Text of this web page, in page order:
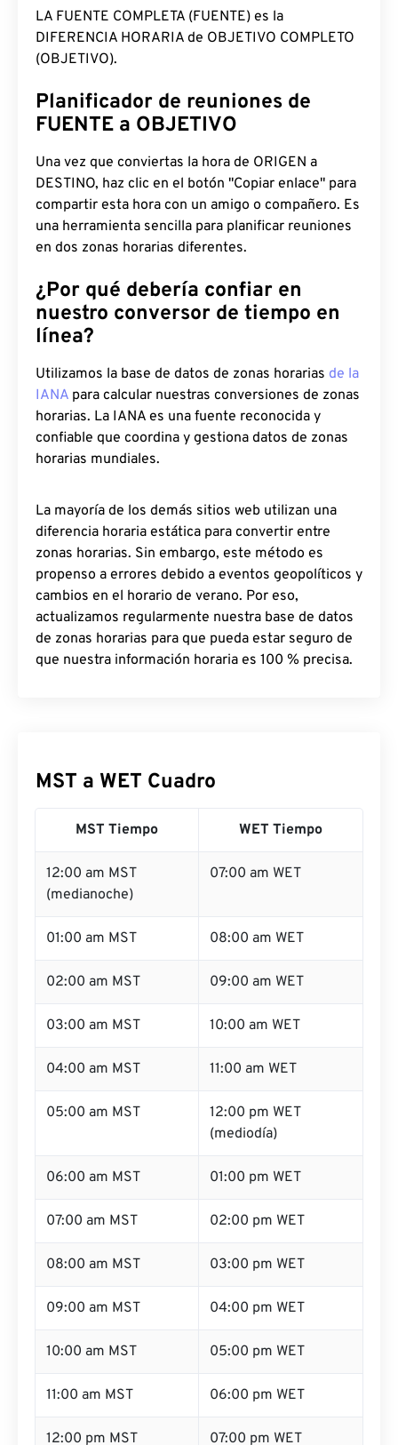
LA FUENTE COMPLETA (FUENTE) es la
DIFERENCIA HORARIA de OBJETIVO COMPLETO
(OBJETIVO).
Planificador de reuniones de
FUENTE a OBJETIVO
Una vez que conviertas la hora de ORIGEN a
DESTINO, haz clic en el botón "Copiar enlace" para
compartir esta hora con un amigo o compañero. Es
una herramienta sencilla para planificar reuniones
en dos zonas horarias diferentes.
¿Por qué debería confiar en
nuestro conversor de tiempo en
línea?
Utilizamos la base de datos de zonas horarias de la
IANA para calcular nuestras conversiones de zonas
horarias. La IANA es una fuente reconocida y
confiable que coordina y gestiona datos de zonas
horarias mundiales.
La mayoría de los demás sitios web utilizan una
diferencia horaria estática para convertir entre
zonas horarias. Sin embargo, este método es
propenso a errores debido a eventos geopolíticos y
cambios en el horario de verano. Por eso,
actualizamos regularmente nuestra base de datos
de zonas horarias para que pueda estar seguro de
que nuestra información horaria es 100 % precisa.
MST a WET Cuadro
MST Tiempo WET Tiempo
12:00 am MST
(medianoche)
07:00 am WET
01:00 am MST 08:00 am WET
02:00 am MST 09:00 am WET
03:00 am MST 10:00 am WET
04:00 am MST 11:00 am WET
05:00 am MST
12:00 pm WET
(mediodía)
06:00 am MST 01:00 pm WET
07:00 am MST 02:00 pm WET
08:00 am MST 03:00 pm WET
09:00 am MST 04:00 pm WET
10:00 am MST 05:00 pm WET
11:00 am MST 06:00 pm WET
12:00 pm MST 07:00 pm WET